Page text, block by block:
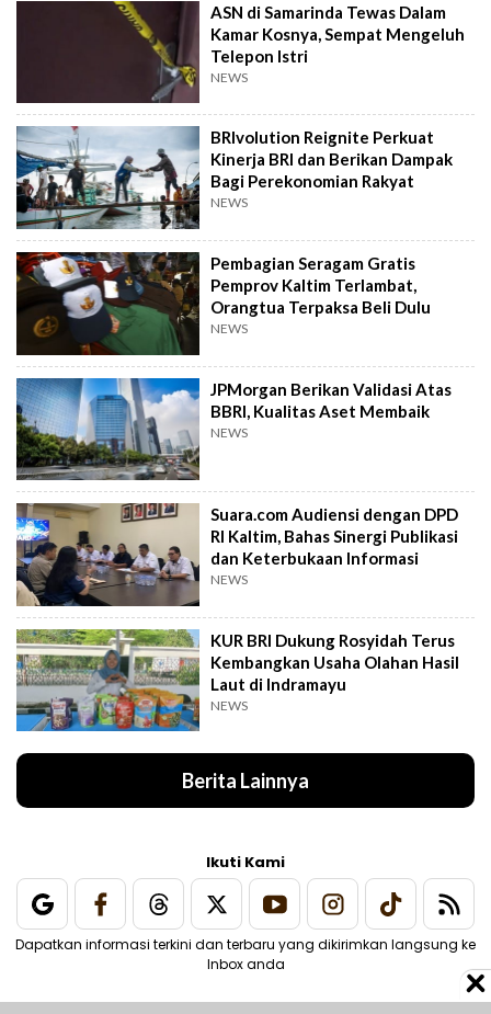
ASN di Samarinda Tewas Dalam
Kamar Kosnya, Sempat Mengeluh
Telepon Istri
NEWS
BRIvolution Reignite Perkuat
Kinerja BRI dan Berikan Dampak
Bagi Perekonomian Rakyat
NEWS
Pembagian Seragam Gratis
Pemprov Kaltim Terlambat,
Orangtua Terpaksa Beli Dulu
NEWS
JPMorgan Berikan Validasi Atas
BBRI, Kualitas Aset Membaik
NEWS
Suara.com Audiensi dengan DPD
RI Kaltim, Bahas Sinergi Publikasi
dan Keterbukaan Informasi
NEWS
KUR BRI Dukung Rosyidah Terus
Kembangkan Usaha Olahan Hasil
Laut di Indramayu
NEWS
Berita Lainnya
Ikuti Kami
Dapatkan informasi terkini dan terbaru yang dikirimkan langsung ke
Inbox anda